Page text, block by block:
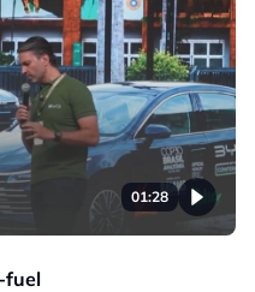
01:28
fuel